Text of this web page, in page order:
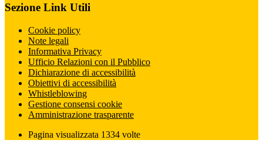
Sezione Link Utili
Cookie policy
Note legali
Informativa Privacy
Ufficio Relazioni con il Pubblico
Dichiarazione di accessibilità
Obiettivi di accessibilità
Whistleblowing
Gestione consensi cookie
Amministrazione trasparente
Pagina visualizzata 1334 volte